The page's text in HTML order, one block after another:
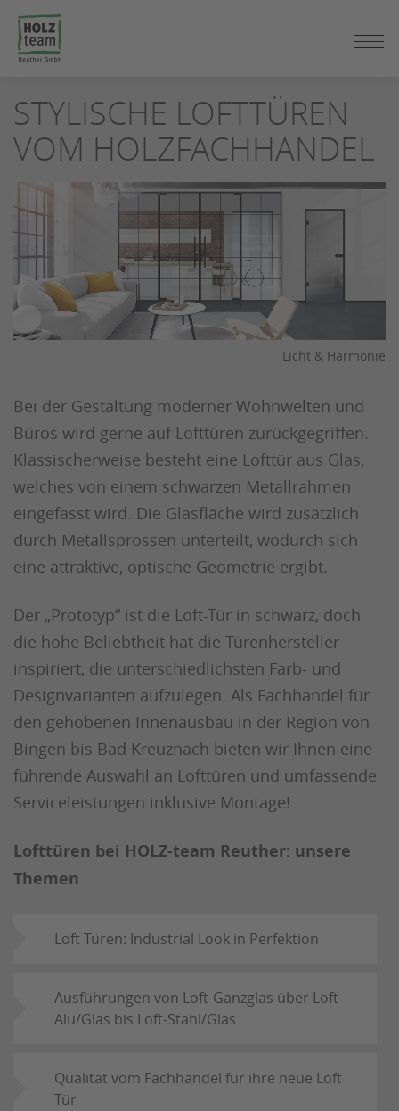
SEITENINHALT
SPRINGEN
STYLISCHE LOFTTÜREN
VOM HOLZFACHHANDEL
Licht & Harmonie
Bei der Gestaltung moderner Wohnwelten und
Büros wird gerne auf Lofttüren zurückgegriffen.
Klassischerweise besteht eine Lofttür aus Glas,
welches von einem schwarzen Metallrahmen
eingefasst wird. Die Glasfläche wird zusätzlich
durch Metallsprossen unterteilt, wodurch sich
eine attraktive, optische Geometrie ergibt.
Der „Prototyp“ ist die Loft-Tür in schwarz, doch
die hohe Beliebtheit hat die Türenhersteller
inspiriert, die unterschiedlichsten Farb- und
Designvarianten aufzulegen. Als Fachhandel für
den gehobenen Innenausbau in der Region von
Bingen bis Bad Kreuznach bieten wir Ihnen eine
führende Auswahl an Lofttüren und umfassende
Serviceleistungen inklusive Montage!
Lofttüren bei HOLZ-team Reuther: unsere
Themen
Loft Türen: Industrial Look in Perfektion
Ausführungen von Loft-Ganzglas über Loft-
Alu/Glas bis Loft-Stahl/Glas
Qualität vom Fachhandel für ihre neue Loft
Tür